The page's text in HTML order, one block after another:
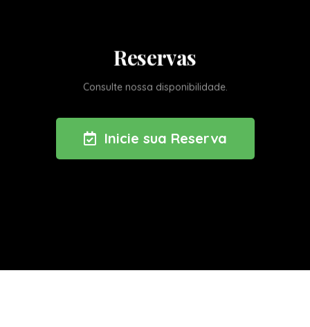
Reservas
Consulte nossa disponibilidade.
Inicie sua Reserva